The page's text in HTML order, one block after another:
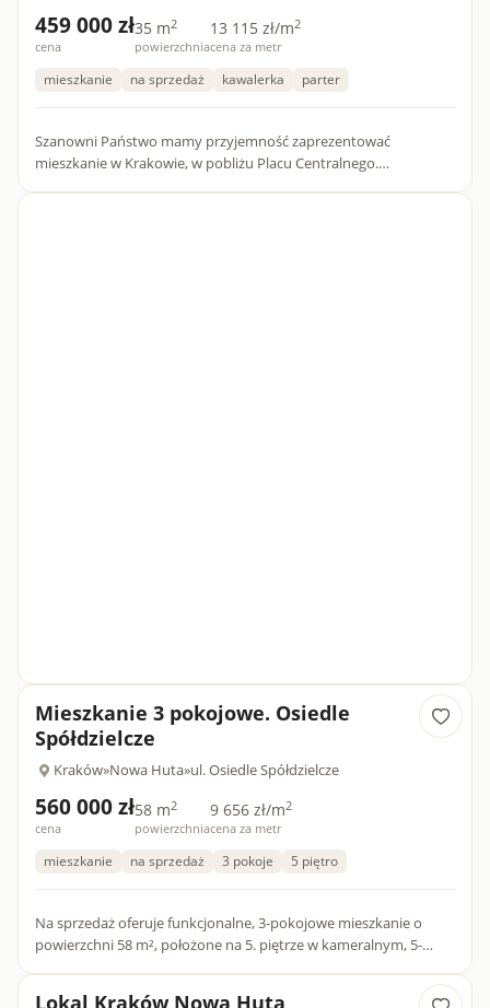
459 000 zł
cena
35 m2
powierzchnia
13 115 zł/m2
cena za metr
mieszkanie na sprzedaż kawalerka parter
Szanowni Państwo mamy przyjemność zaprezentować
mieszkanie w Krakowie, w pobliżu Placu Centralnego.
Mieszkanie 3 pokojowe. Osiedle
Spółdzielcze
Kraków»Nowa Huta»ul. Osiedle Spółdzielcze
560 000 zł
cena
58 m2
powierzchnia
9 656 zł/m2
cena za metr
mieszkanie na sprzedaż 3 pokoje 5 piętro
Na sprzedaż oferuje funkcjonalne, 3-pokojowe mieszkanie o
powierzchni 58 m², położone na 5. piętrze w kameralnym, 5-
Lokal Kraków Nowa Huta